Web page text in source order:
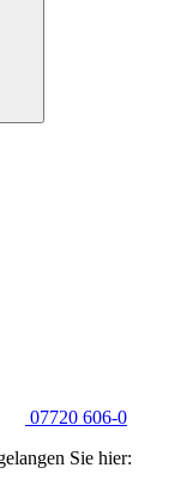
07720 606-0
Sie hier: